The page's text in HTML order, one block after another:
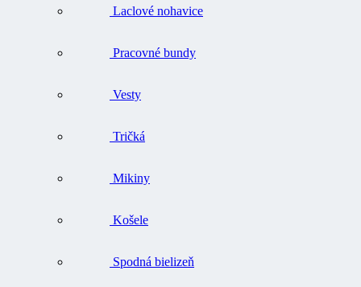
Laclové nohavice
Pracovné bundy
Vesty
Tričká
Mikiny
Košele
Spodná bielizeň